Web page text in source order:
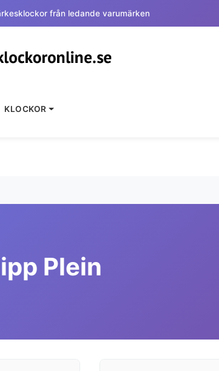
från ledande varumärken
KLOCKOR
Plein